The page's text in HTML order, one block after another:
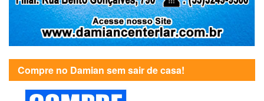
Compre no Damian sem sair de casa!